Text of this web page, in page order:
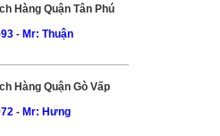
Hàng Quận Tân Phú
- Mr: Thuận
Hàng Quận Gò Vấp
- Mr: Hưng